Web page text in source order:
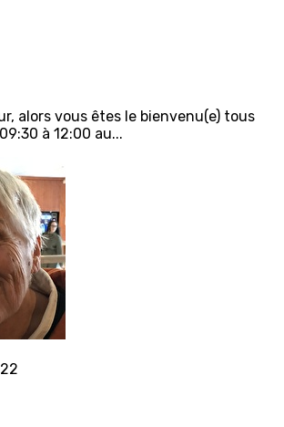
alors vous êtes le bienvenu(e) tous
à 12:00 au...